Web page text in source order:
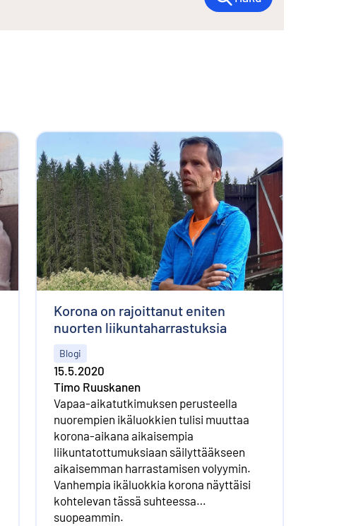
Korona on rajoittanut eniten
nuorten liikuntaharrastuksia
Blogi
15.5.2020
Timo Ruuskanen
Vapaa-aikatutkimuksen perusteella
nuorempien ikäluokkien tulisi muuttaa
korona-aikana aikaisempia
liikuntatottumuksiaan säilyttääkseen
aikaisemman harrastamisen volyymin.
Vanhempia ikäluokkia korona näyttäisi
kohtelevan tässä suhteessa
suopeammin.